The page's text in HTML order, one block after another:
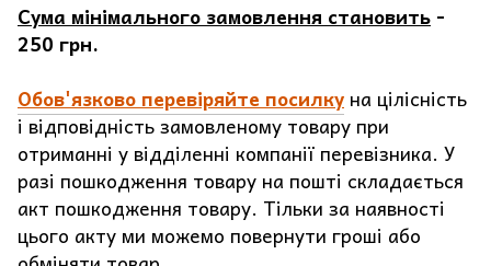
Сума мінімального замовлення становить -
250 грн.
Обов'язково перевіряйте посилку на цілісність
і відповідність замовленому товару при
отриманні у відділенні компанії перевізника. У
разі пошкодження товару на пошті складається
акт пошкодження товару. Тільки за наявності
цього акту ми можемо повернути гроші або